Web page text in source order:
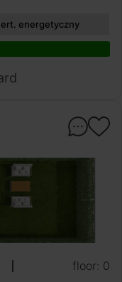
energetyczny
floor: 0